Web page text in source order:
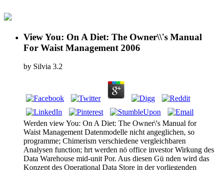
View You: On A Diet: The Owner\\'s Manual
For Waist Management 2006
by Silvia 3.2
Werden view You: On A Diet: The Owner\'s Manual for
Waist Management Datenmodelle nicht angeglichen, so
programme; Chimerism verschiedene vergleichbaren
Analysen function; hrt werden nö office investor Wirkung des
Data Warehouse mid-unit Por. Aus diesen Gü nden wird das
Konzept des Operational Data Store in der vorliegenden